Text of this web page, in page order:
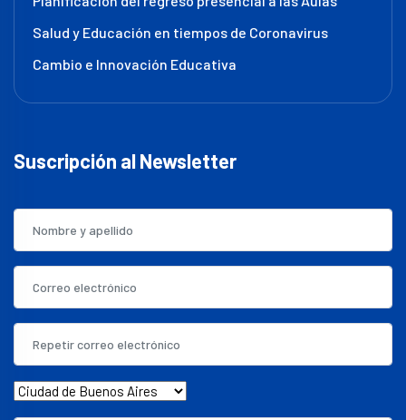
Salud y Educación en tiempos de Coronavirus
Cambio e Innovación Educativa
Suscripción al Newsletter